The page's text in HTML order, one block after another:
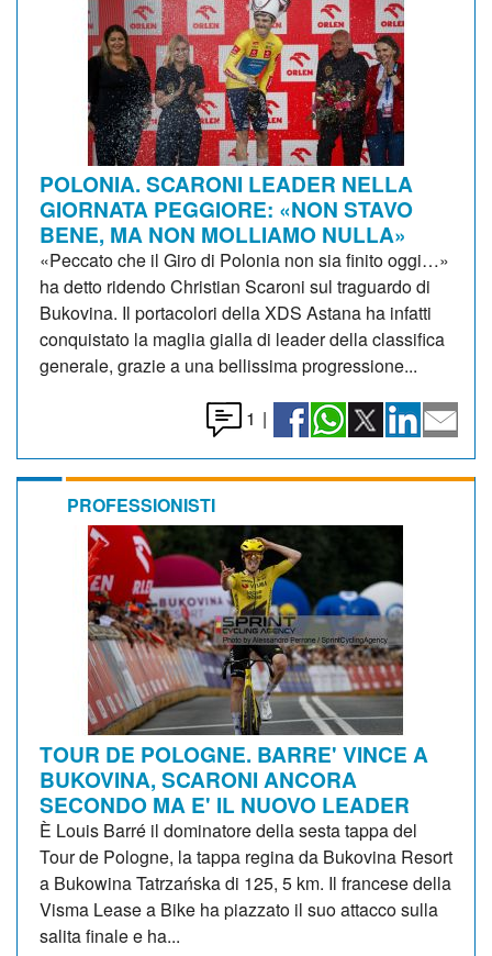
POLONIA. SCARONI LEADER NELLA
GIORNATA PEGGIORE: «NON STAVO
BENE, MA NON MOLLIAMO NULLA»
«Peccato che il Giro di Polonia non sia finito oggi…»
ha detto ridendo Christian Scaroni sul traguardo di
Bukovina. Il portacolori della XDS Astana ha infatti
conquistato la maglia gialla di leader della classifica
generale, grazie a una bellissima progressione...
1 |
PROFESSIONISTI
TOUR DE POLOGNE. BARRE' VINCE A
BUKOVINA, SCARONI ANCORA
SECONDO MA E' IL NUOVO LEADER
È Louis Barré il dominatore della sesta tappa del
Tour de Pologne, la tappa regina da Bukovina Resort
a Bukowina Tatrzańska di 125, 5 km. Il francese della
Visma Lease a Bike ha piazzato il suo attacco sulla
salita finale e ha...